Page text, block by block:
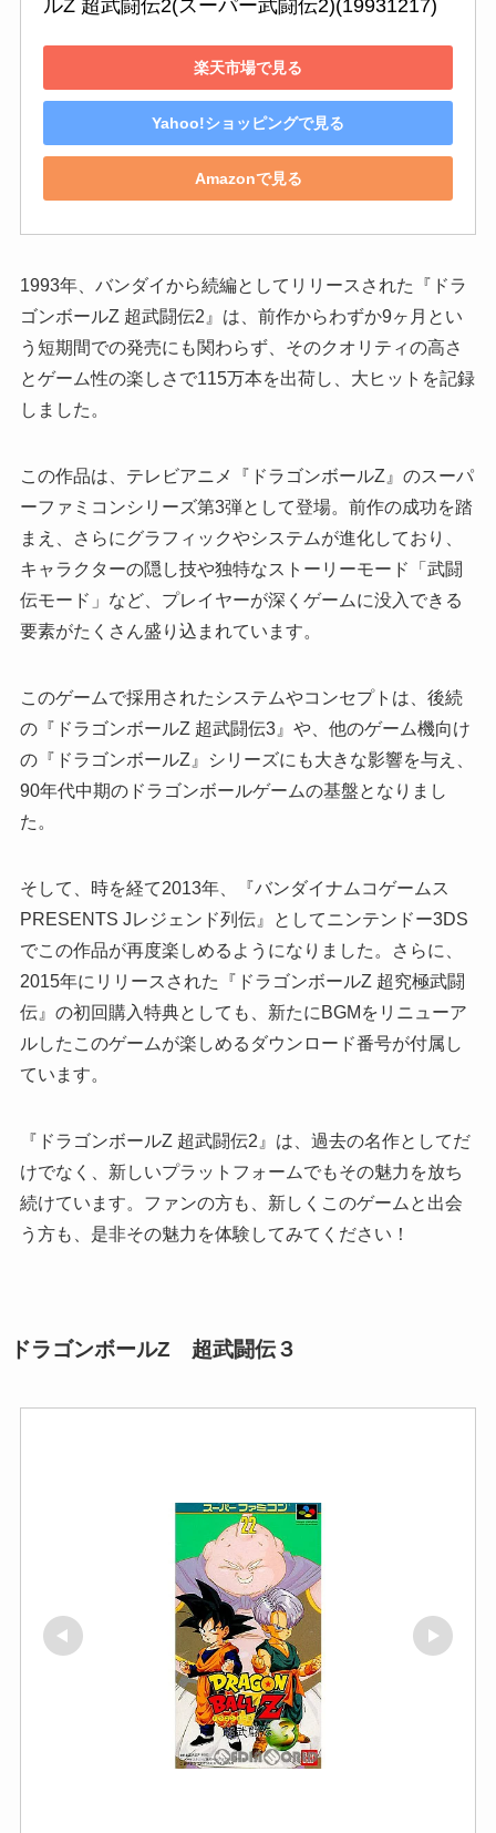
ルZ 超武闘伝2(スーパー武闘伝2)(19931217)
楽天市場で見る
Yahoo!ショッピングで見る
Amazonで見る
1993年、バンダイから続編としてリリースされた『ドラ
ゴンボールZ 超武闘伝2』は、前作からわずか9ヶ月とい
う短期間での発売にも関わらず、そのクオリティの高さ
とゲーム性の楽しさで115万本を出荷し、大ヒットを記録
しました。
この作品は、テレビアニメ『ドラゴンボールZ』のスーパ
ーファミコンシリーズ第3弾として登場。前作の成功を踏
まえ、さらにグラフィックやシステムが進化しており、
キャラクターの隠し技や独特なストーリーモード「武闘
伝モード」など、プレイヤーが深くゲームに没入できる
要素がたくさん盛り込まれています。
このゲームで採用されたシステムやコンセプトは、後続
の『ドラゴンボールZ 超武闘伝3』や、他のゲーム機向け
の『ドラゴンボールZ』シリーズにも大きな影響を与え、
90年代中期のドラゴンボールゲームの基盤となりまし
た。
そして、時を経て2013年、『バンダイナムコゲームス
PRESENTS Jレジェンド列伝』としてニンテンドー3DS
でこの作品が再度楽しめるようになりました。さらに、
2015年にリリースされた『ドラゴンボールZ 超究極武闘
伝』の初回購入特典としても、新たにBGMをリニューア
ルしたこのゲームが楽しめるダウンロード番号が付属し
ています。
『ドラゴンボールZ 超武闘伝2』は、過去の名作としてだ
けでなく、新しいプラットフォームでもその魅力を放ち
続けています。ファンの方も、新しくこのゲームと出会
う方も、是非その魅力を体験してみてください！
ドラゴンボールZ 超武闘伝３